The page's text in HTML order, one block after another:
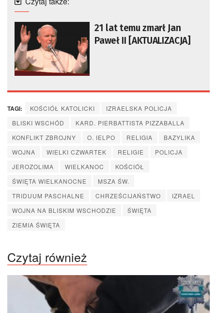
21 lat temu zmarł Jan
Paweł II [AKTUALIZACJA]
TAGI: KOŚCIÓŁ KATOLICKI
IZRAELSKA POLICJA
BLISKI WSCHÓD
KARD. PIERBATTISTA PIZZABALLA
KONFLIKT ZBROJNY
O. IELPO RELIGIA
BAZYLIKA
WOJNA
WIELKI CZWARTEK RELIGIE
POLICJA
JEROZOLIMA
WIELKANOC
KOŚCIÓŁ
ŚWIĘTA WIELKANOCNE
MSZA ŚW.
TRIDUUM PASCHALNE
CHRZEŚCIJAŃSTWO
IZRAEL
WOJNA NA BLISKIM WSCHODZIE
ŚWIĘTA
ZIEMIA ŚWIĘTA
Czytaj również